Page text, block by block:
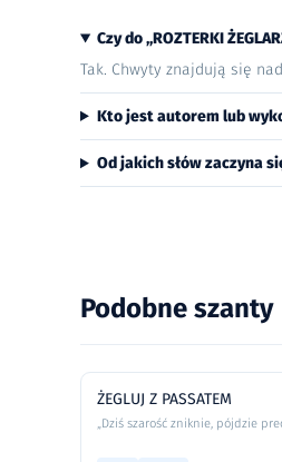
Czy do „ROZTERKI
Tak. Chwyty znajdują się
Kto jest autorem lub
Od jakich słów zaczyna
Podobne szanty
ŻEGLUJ Z PASSATEM
„Dziś szarość zniknie, pójdzie